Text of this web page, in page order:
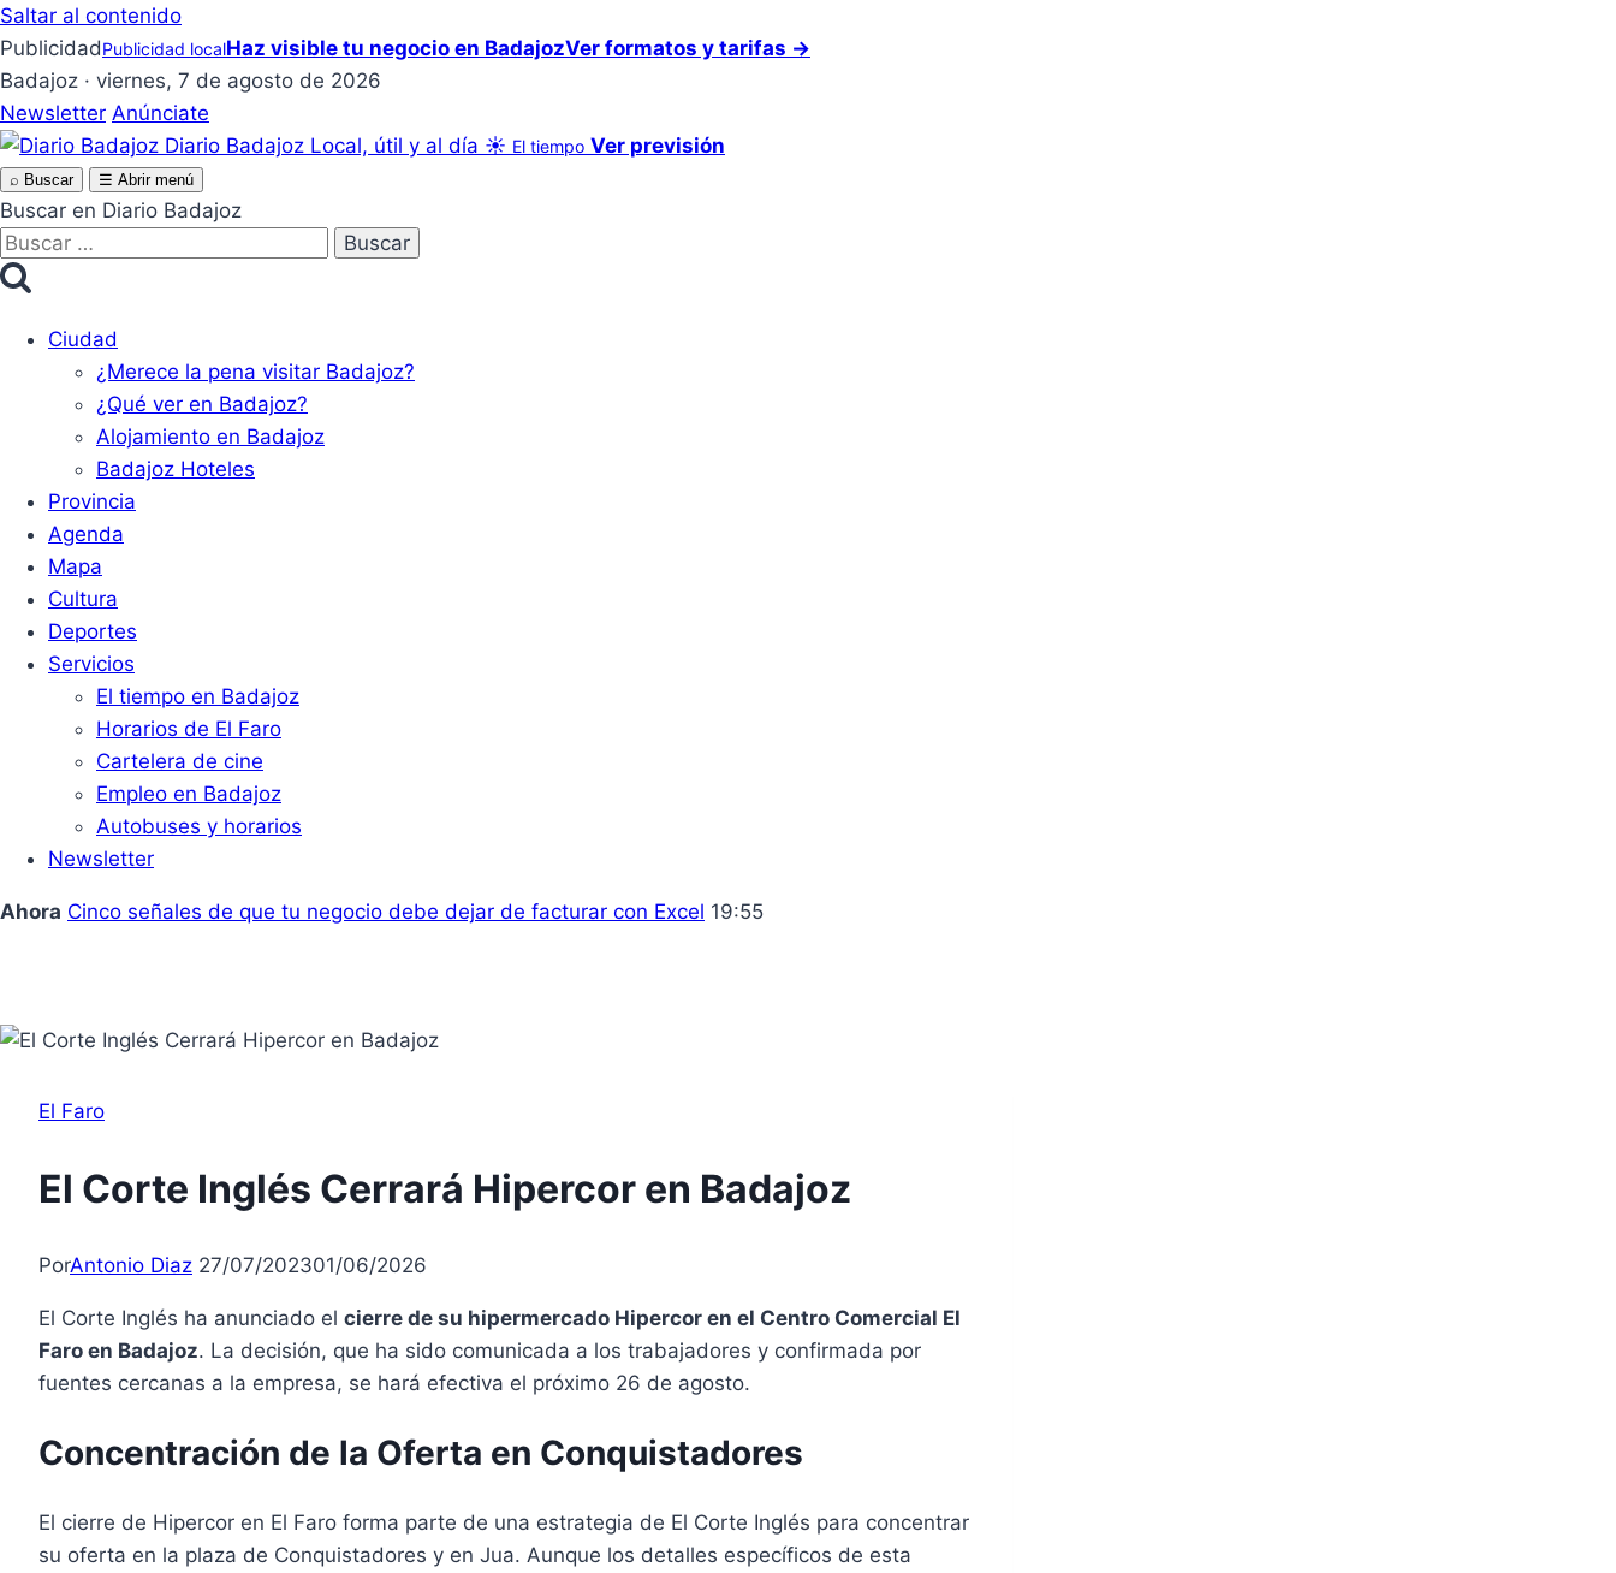
Saltar al contenido
PublicidadPublicidad localHaz visible tu negocio en BadajozVer formatos y tarifas →
Badajoz · viernes, 7 de agosto de 2026
Newsletter Anúnciate
Diario Badajoz Local, útil y al día ☀ El tiempo Ver previsión
⌕ Buscar ☰ Abrir menú
Buscar en Diario Badajoz
Buscar:
Ciudad
¿Merece la pena visitar Badajoz?
¿Qué ver en Badajoz?
Alojamiento en Badajoz
Badajoz Hoteles
Provincia
Agenda
Mapa
Cultura
Deportes
Servicios
El tiempo en Badajoz
Horarios de El Faro
Cartelera de cine
Empleo en Badajoz
Autobuses y horarios
Newsletter
Ahora Cinco señales de que tu negocio debe dejar de facturar con Excel 19:55
El Faro
El Corte Inglés Cerrará Hipercor en Badajoz
PorAntonio Diaz 27/07/202301/06/2026
El Corte Inglés ha anunciado el cierre de su hipermercado Hipercor en el Centro Comercial El
Faro en Badajoz. La decisión, que ha sido comunicada a los trabajadores y confirmada por
fuentes cercanas a la empresa, se hará efectiva el próximo 26 de agosto.
Concentración de la Oferta en Conquistadores
El cierre de Hipercor en El Faro forma parte de una estrategia de El Corte Inglés para concentrar
su oferta en la plaza de Conquistadores y en Jua. Aunque los detalles específicos de esta